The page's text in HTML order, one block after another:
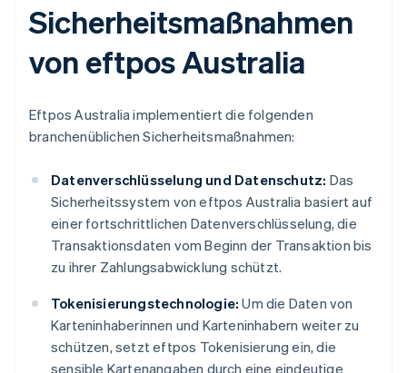
Sicherheitsmaßnahmen
von eftpos Australia
Eftpos Australia implementiert die folgenden
branchenüblichen Sicherheitsmaßnahmen:
Datenverschlüsselung und Datenschutz: Das
Sicherheitssystem von eftpos Australia basiert auf
einer fortschrittlichen Datenverschlüsselung, die
Transaktionsdaten vom Beginn der Transaktion bis
zu ihrer Zahlungsabwicklung schützt.
Tokenisierungstechnologie: Um die Daten von
Karteninhaberinnen und Karteninhabern weiter zu
schützen, setzt eftpos Tokenisierung ein, die
sensible Kartenangaben durch eine eindeutige